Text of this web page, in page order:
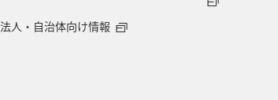
法人・自治体向け情報